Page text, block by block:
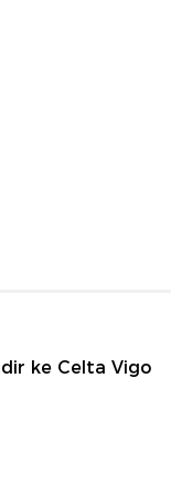
ke Celta Vigo